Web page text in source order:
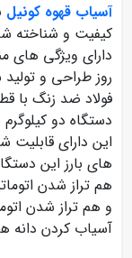
آسیاب قهوه کونیل
کیفیت و شناخته
دارای ویژگی های
روز طراحی و
دستگاه دو
این دارای
های بارز این
هم تراز شدن
و هم تراز شدن
آسیاب کردن دانه